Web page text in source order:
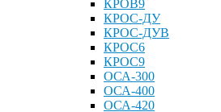
КРОВ9
КРОС-ДУ
КРОС-ДУВ
КРОС6
КРОС9
ОСА-300
ОСА-400
ОСА-420